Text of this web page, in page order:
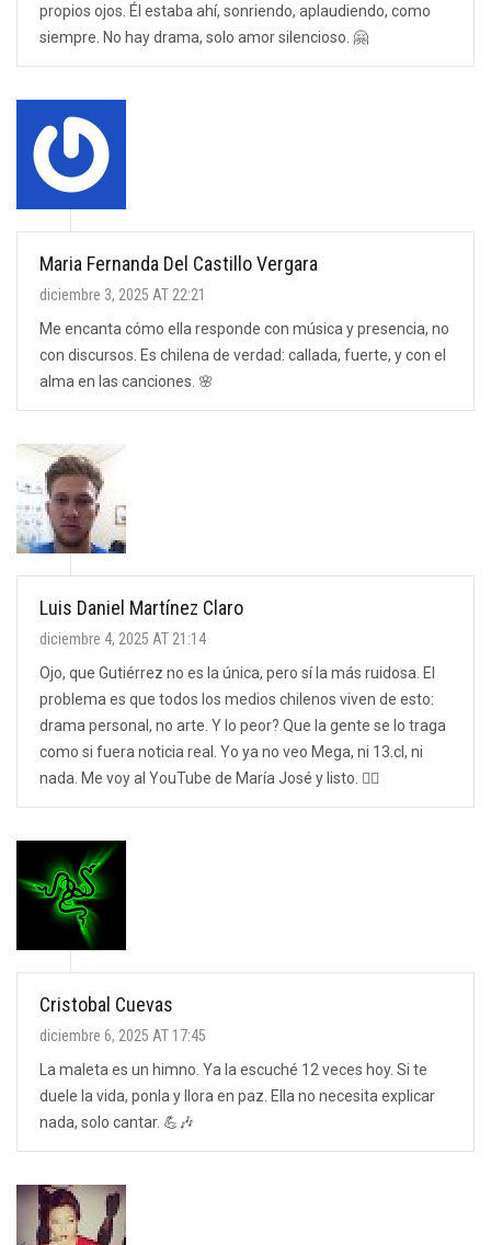
propios ojos. Él estaba ahí, sonriendo, aplaudiendo, como
siempre. No hay drama, solo amor silencioso. 🤗
Maria Fernanda Del Castillo Vergara
diciembre 3, 2025 AT 22:21
Me encanta cómo ella responde con música y presencia, no
con discursos. Es chilena de verdad: callada, fuerte, y con el
alma en las canciones. 🌸
Luis Daniel Martínez Claro
diciembre 4, 2025 AT 21:14
Ojo, que Gutiérrez no es la única, pero sí la más ruidosa. El
problema es que todos los medios chilenos viven de esto:
drama personal, no arte. Y lo peor? Que la gente se lo traga
como si fuera noticia real. Yo ya no veo Mega, ni 13.cl, ni
nada. Me voy al YouTube de María José y listo. 🤷‍♂️
Cristobal Cuevas
diciembre 6, 2025 AT 17:45
La maleta es un himno. Ya la escuché 12 veces hoy. Si te
duele la vida, ponla y llora en paz. Ella no necesita explicar
nada, solo cantar. 💪🎶